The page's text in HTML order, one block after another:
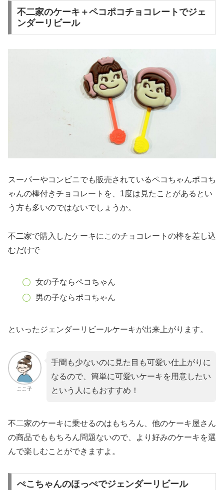
不二家のケーキ＋ペコポコチョコレートでジェ
ンダーリビール
スーパーやコンビニでも販売されているペコちゃんポコち
ゃんの棒付きチョコレートを、1度は見たことがあるとい
う方も多いのではないでしょうか。
不二家で購入したケーキにこのチョコレートの棒を差し込
むだけで
女の子ならペコちゃん
男の子ならポコちゃん
といったジェンダーリビールケーキが出来上がります。
ここ子
手間も少ないのに見た目も可愛い仕上がりに
なるので、簡単に可愛いケーキを用意したい
という人にもおすすめ！
不二家のケーキに乗せるのはもちろん、他のケーキ屋さん
の商品でももちろん問題ないので、より好みのケーキを選
んで楽しむことができますよ。
ぺこちゃんのほっぺでジェンダーリビール